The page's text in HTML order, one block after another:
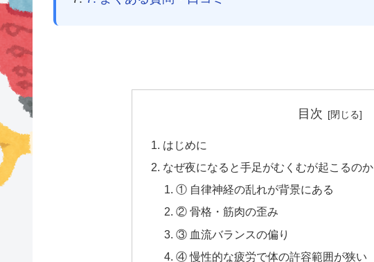
目次
はじめに
なぜ夜になると手足がむくむが起こるのか
① 自律神経の乱れが背景にある
② 骨格・筋肉の歪み
③ 血流バランスの偏り
④ 慢性的な疲労で体の許容範囲が狭い